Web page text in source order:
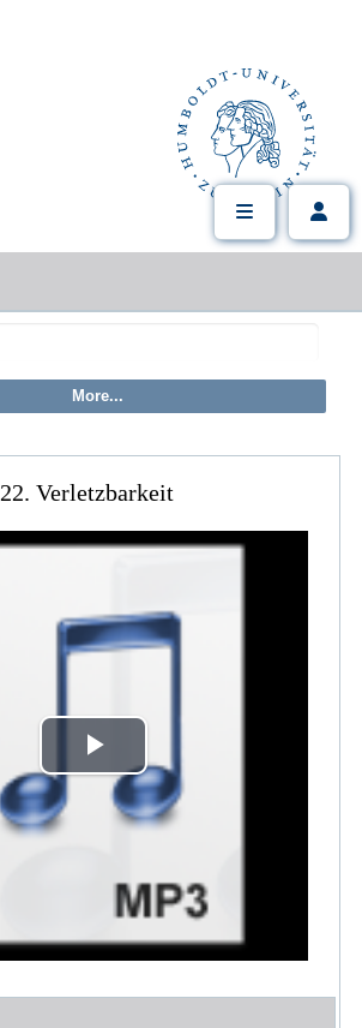
22. Verletzbarkeit
Play
Video